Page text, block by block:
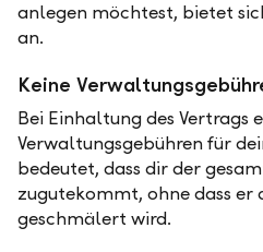
anlegen möchtest, bietet
an.
Keine
Bei Einhaltung des Vertrags
Verwaltungsgebühren für
bedeutet, dass dir der
zugutekommt, ohne dass er
geschmälert wird.